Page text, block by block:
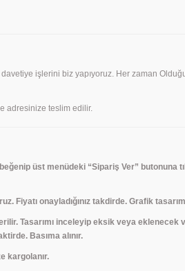
davetiye işlerini biz yapıyoruz. Her zaman
adresinize teslim edilir.
üst menüdeki “Sipariş Ver” butonuna
Fiyatı onayladığınız takdirde. Grafik
Tasarımı inceleyip eksik veya
Basıma alınır.
kargolanır.